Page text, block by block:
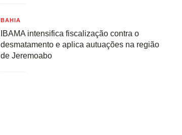
BAHIA
IBAMA intensifica fiscalização contra o
desmatamento e aplica autuações na região
de Jeremoabo